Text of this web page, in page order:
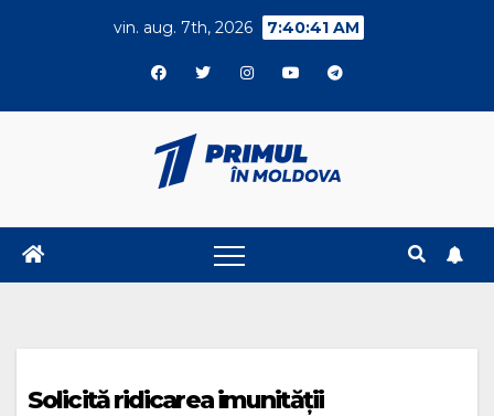
vin. aug. 7th, 2026 7:40:41 AM
Solicită ridicarea imunității